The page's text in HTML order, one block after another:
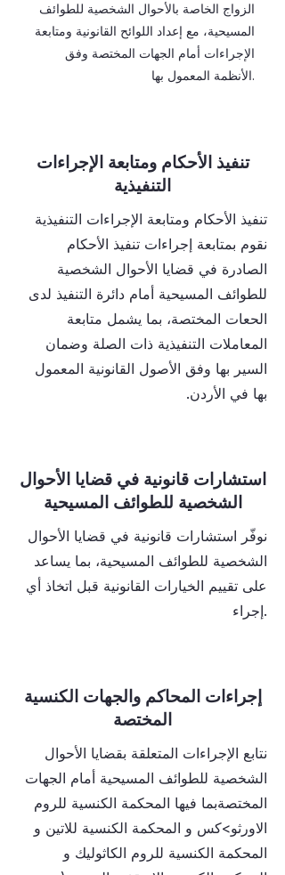
الزواج الخاصة بالأحوال الشخصية للطوائف
المسيحية، مع إعداد اللوائح القانونية ومتابعة
الإجراءات أمام الجهات المختصة وفق
الأنظمة المعمول بها.
تنفيذ الأحكام ومتابعة الإجراءات
التنفيذية
تنفيذ الأحكام ومتابعة الإجراءات التنفيذية
نقوم بمتابعة إجراءات تنفيذ الأحكام
الصادرة في قضايا الأحوال الشخصية
للطوائف المسيحية أمام دائرة التنفيذ لدى
الحعات المختصة، بما يشمل متابعة
المعاملات التنفيذية ذات الصلة وضمان
السير بها وفق الأصول القانونية المعمول
بها في الأردن.
استشارات قانونية في قضايا الأحوال
الشخصية للطوائف المسيحية
نوفّر استشارات قانونية في قضايا الأحوال
الشخصية للطوائف المسيحية، بما يساعد
على تقييم الخيارات القانونية قبل اتخاذ أي
إجراء.
إجراءات المحاكم والجهات الكنسية
المختصة
نتابع الإجراءات المتعلقة بقضايا الأحوال
الشخصية للطوائف المسيحية أمام الجهات
المختصةبما فيها المحكمة الكنسية للروم
الاورثو>كس و المحكمة الكنسية للاتين و
المحكمة الكنسية للروم الكاثوليك و